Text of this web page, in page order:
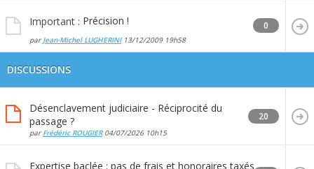
Important : Précision !
par Jean-Michel LUGHERINI13/12/2009 19h58
0
DISCUSSIONS
Désenclavement judiciaire - Réciprocité du
passage ?
par Frédéric ROUGIER04/07/2026 10h15
20
Expertise baclée : pas de frais et honoraires taxés